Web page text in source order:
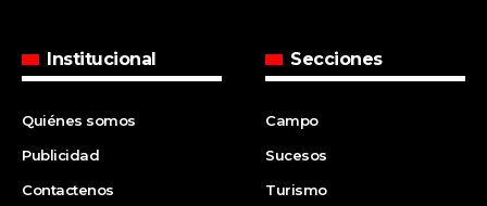
Institucional
Quiénes somos
Publicidad
Contactenos
Secciones
Campo
Sucesos
Turismo